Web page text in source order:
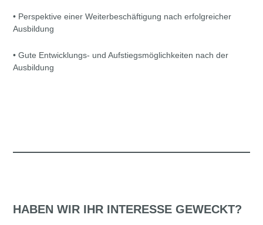
• Perspektive einer Weiterbeschäftigung nach erfolgreicher
Ausbildung
• Gute Entwicklungs- und Aufstiegsmöglichkeiten nach der
Ausbildung
HABEN WIR IHR INTERESSE GEWECKT?